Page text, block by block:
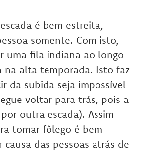
é bem estreita,
somente. Com isto,
uma fila indiana ao longo
na alta temporada. Isto faz
da subida seja impossível
voltar para trás, pois a
outra escada). Assim
tomar fôlego é bem
das pessoas atrás de